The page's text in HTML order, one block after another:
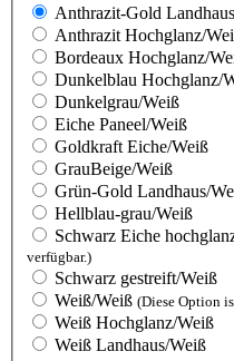
Anthrazit-Gold
Anthrazit Hochglanz/
Bordeaux Hochglanz/
Dunkelblau Hochglanz/
Dunkelgrau/Weiß
Eiche Paneel/Weiß
Goldkraft Eiche/Weiß
GrauBeige/Weiß
Grün-Gold Landhaus/
Hellblau-grau/Weiß
Schwarz Eiche
verfügbar.)
Schwarz gestreift/Weiß
Weiß/Weiß (Diese Option
Weiß Hochglanz/Weiß
Weiß Landhaus/Weiß